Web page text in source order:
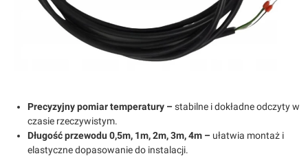
Precyzyjny pomiar temperatury – stabilne i dokładne odczyty w
czasie rzeczywistym.
Długość przewodu 0,5m, 1m, 2m, 3m, 4m – ułatwia montaż i
elastyczne dopasowanie do instalacji.